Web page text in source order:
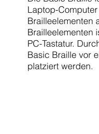
Laptop-
Brailleelementen
Brailleelementen
PC-Tastatur.
Basic Braille vor
platziert werden.